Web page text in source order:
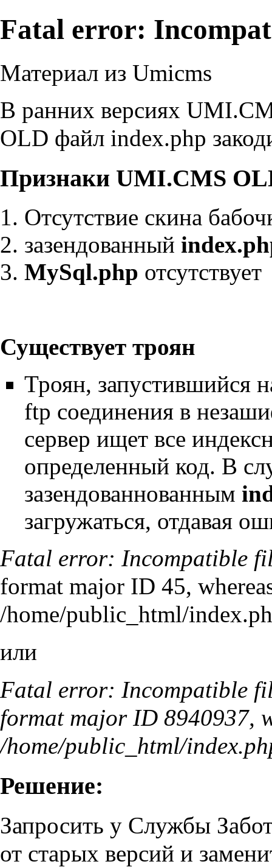
Fatal error:
Материал из Umicms
В ранних версиях
OLD файл index.php
Признаки UMI.CMS
Отсутствие скина
зазендованный
MySql.php отсутствует
Существует троян
Троян, запустившийся
ftp соединения в
сервер ищет все
определенный код. В
зазендованнованным
загружаться, отдавая
Fatal error: Incompatible
format major ID 45,
/home/public_html/
или
Fatal error: Incompatible
format major ID 8940937,
/home/public_html/
Решение:
Запросить у Службы
от старых версий и